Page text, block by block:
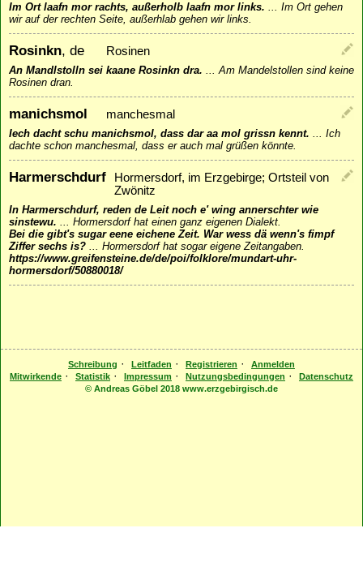
Im Ort laafn mor rachts, außerholb laafn mor links. ... Im Ort gehen
wir auf der rechten Seite, außerhlab gehen wir links.
Rosinkn, de Rosinen
An Mandlstolln sei kaane Rosinkn dra. ...Am Mandelstollen sind keine
Rosinen dran.
manichsmol manchesmal
Iech dacht schu manichsmol, dass dar aa mol grissn kennt. ... Ich
dachte schon manchesmal, dass er auch mal grüßen könnte.
Harmerschdurf
Hormersdorf, im Erzgebirge; Ortsteil von
Zwönitz
In Harmerschdurf, reden de Leit noch e' wing annerschter wie
sinstewu. ... Hormersdorf hat einen ganz eigenen Dialekt.
Bei die gibt's sugar eene eichene Zeit. War wess dä wenn's fimpf
Ziffer sechs is? ... Hormersdorf hat sogar eigene Zeitangaben.
https://www.greifensteine.de/de/poi/folklore/mundart-uhr-
hormersdorf/50880018/
Schreibung · Leitfaden · Registrieren ·
Anmelden
Mitwirkende · Statistik · Impressum · Nutzungsbedingungen ·
Datenschutz
© Andreas Göbel 2018 www.erzgebirgisch.de